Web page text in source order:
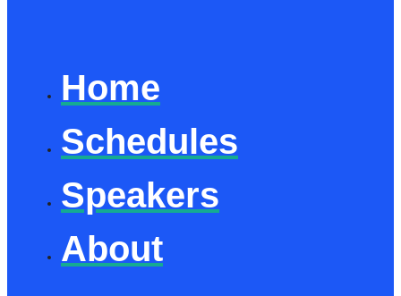
Home
Schedules
Speakers
About